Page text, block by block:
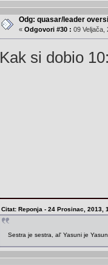
Odg: quasar/leader
« Odgovori #30 : 09 Veljača,
Kak si dobio
Citat: Reponja - 24 Prosinac, 2013,
Sestra je sestra, al' Yasuni je